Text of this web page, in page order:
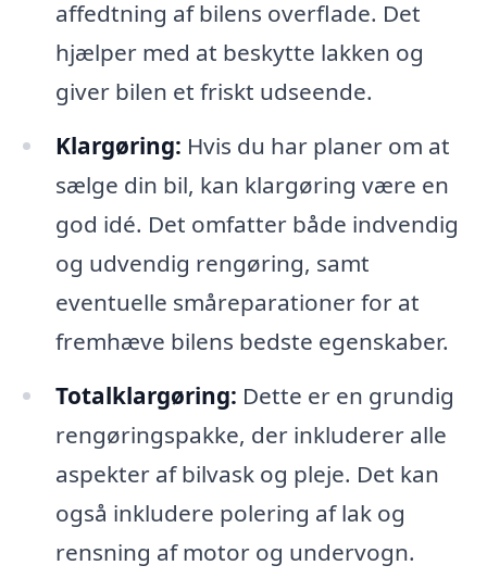
affedtning af bilens overflade. Det
hjælper med at beskytte lakken og
giver bilen et friskt udseende.
Klargøring: Hvis du har planer om at
sælge din bil, kan klargøring være en
god idé. Det omfatter både indvendig
og udvendig rengøring, samt
eventuelle småreparationer for at
fremhæve bilens bedste egenskaber.
Totalklargøring: Dette er en grundig
rengøringspakke, der inkluderer alle
aspekter af bilvask og pleje. Det kan
også inkludere polering af lak og
rensning af motor og undervogn.